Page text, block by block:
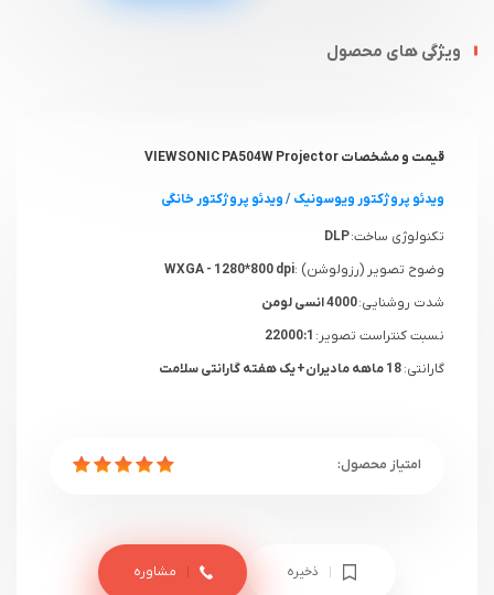
ویژگی های محصول
قیمت و مشخصات VIEWSONIC PA504W Projector
ویدئو پروژکتور ویوسونیک/ویدئو پروژکتور خانگی
تکنولوژی ساخت:DLP
وضوح تصویر (رزولوشن) :WXGA - 1280*800 dpi
شدت روشنایی:4000 انسی لومن
نسبت کنتراست تصویر:
گارانتی:
ذخیره مشاوره